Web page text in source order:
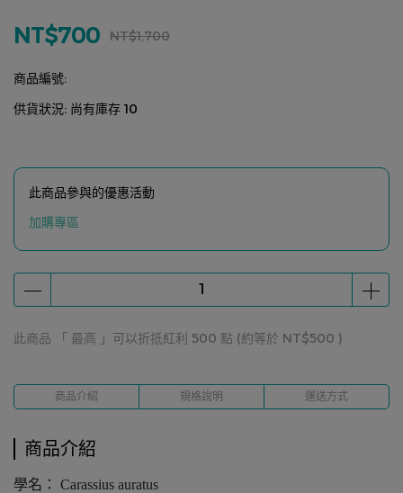
NT$700 NT$1,700
商品編號:
供貨狀況: 尚有庫存 10
此商品參與的優惠活動
加購專區
此商品 「 最高 」可以折抵紅利 500 點 (約等於 NT$500 )
商品介紹 規格說明 運送方式
商品介紹
學名： Carassius auratus